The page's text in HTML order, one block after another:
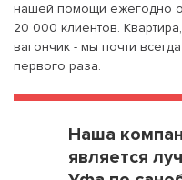
нашей помощи ежегодно
20 000 клиентов.
вагончик - мы почти
первого раза.
Наша
является